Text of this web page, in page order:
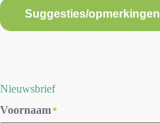
Suggesties/opmerkingen
Nieuwsbrief
Voornaam*